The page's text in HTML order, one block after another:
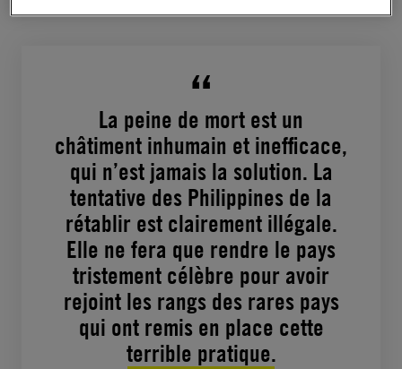
La peine de mort est un
châtiment inhumain et inefficace,
qui n’est jamais la solution. La
tentative des Philippines de la
rétablir est clairement illégale.
Elle ne fera que rendre le pays
tristement célèbre pour avoir
rejoint les rangs des rares pays
qui ont remis en place cette
terrible pratique.